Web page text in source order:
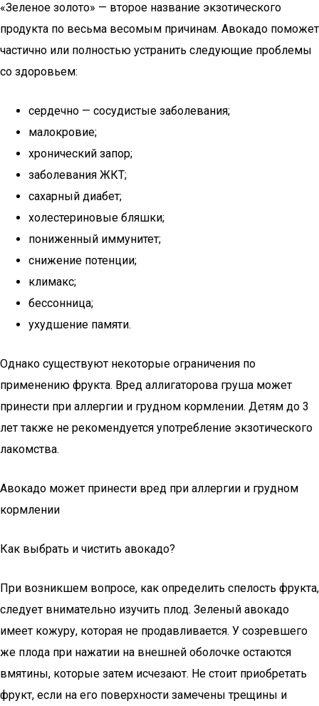
«Зеленое золото» — второе название экзотического
продукта по весьма весомым причинам. Авокадо поможет
частично или полностью устранить следующие проблемы
со здоровьем:
сердечно — сосудистые заболевания;
малокровие;
хронический запор;
заболевания ЖКТ;
сахарный диабет;
холестериновые бляшки;
пониженный иммунитет;
снижение потенции;
климакс;
бессонница;
ухудшение памяти.
Однако существуют некоторые ограничения по
применению фрукта. Вред аллигаторова груша может
принести при аллергии и грудном кормлении. Детям до 3
лет также не рекомендуется употребление экзотического
лакомства.
Авокадо может принести вред при аллергии и грудном
кормлении
Как выбрать и чистить авокадо?
При возникшем вопросе, как определить спелость фрукта,
следует внимательно изучить плод. Зеленый авокадо
имеет кожуру, которая не продавливается. У созревшего
же плода при нажатии на внешней оболочке остаются
вмятины, которые затем исчезают. Не стоит приобретать
фрукт, если на его поверхности замечены трещины и